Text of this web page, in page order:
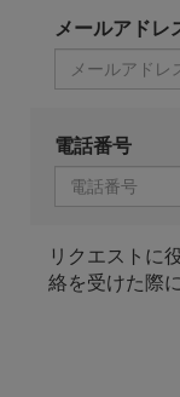
メールアドレ
電話番号
リクエストに
絡を受けた際